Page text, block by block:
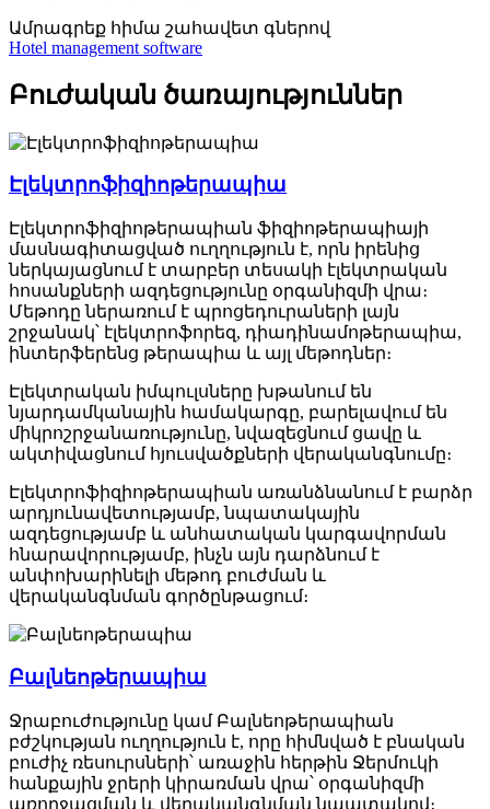
Ամրագրեք հիմա շահավետ գներով
Hotel management software
Բուժական ծառայություններ
Էլեկտրոֆիզիոթերապիա
Էլեկտրոֆիզիոթերապիան ֆիզիոթերապիայի
մասնագիտացված ուղղություն է, որն իրենից
ներկայացնում է տարբեր տեսակի էլեկտրական
հոսանքների ազդեցությունը օրգանիզմի վրա։
Մեթոդը ներառում է պրոցեդուրաների լայն
շրջանակ՝ էլեկտրոֆորեզ, դիադինամոթերապիա,
ինտերֆերենց թերապիա և այլ մեթոդներ։
Էլեկտրական իմպուլսները խթանում են
նյարդամկանային համակարգը, բարելավում են
միկրոշրջանառությունը, նվազեցնում ցավը և
ակտիվացնում հյուսվածքների վերականգնումը։
Էլեկտրոֆիզիոթերապիան առանձնանում է բարձր
արդյունավետությամբ, նպատակային
ազդեցությամբ և անհատական կարգավորման
հնարավորությամբ, ինչն այն դարձնում է
անփոխարինելի մեթոդ բուժման և
վերականգնման գործընթացում։
Բալնեոթերապիա
Ջրաբուժությունը կամ Բալնեոթերապիան
բժշկության ուղղություն է, որը հիմնված է բնական
բուժիչ ռեսուրսների՝ առաջին հերթին Ջերմուկի
հանքային ջրերի կիրառման վրա՝ օրգանիզմի
առողջացման և վերականգնման նպատակով։